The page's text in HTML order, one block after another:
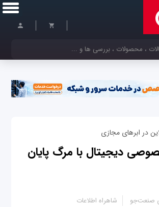
وارد کنید
در ابرهای مجازی
دیجیتال با مرگ پایان
صنعت‌جو شاهراه اطلاعات